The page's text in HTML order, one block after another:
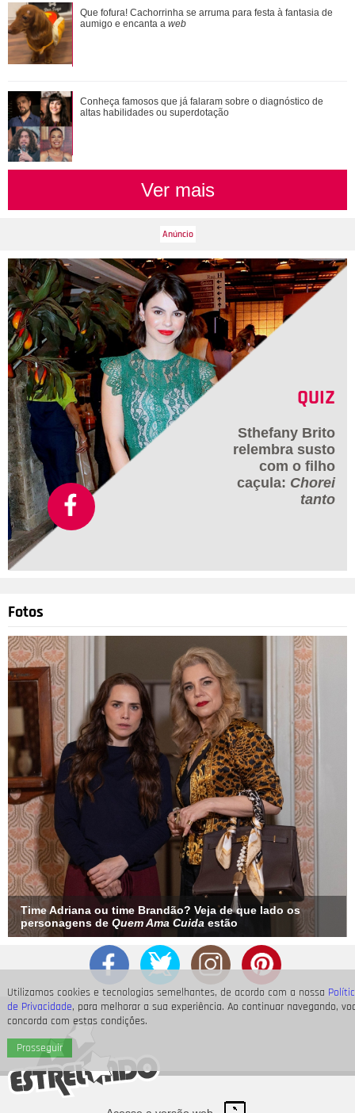
Utilizamos cookies e tecnologias semelhantes, de acordo com a nossa
de Privacidade, para melhorar a sua experiência. Ao continuar navegando,
concorda com estas condições.
Prosseguir
Adriana vê Pedro e Bruna no restaurante. Confira o que vai
rolar nesta sexta-feira em Quem A...
Conheça famosos que já falaram sobre o diagnóstico de
altas habilidades ou superdotação
Que fofura! Cachorrinha se arruma para festa à fantasia de
aumigo e encanta a web
Conheça famosos que já falaram sobre o diagnóstico de
altas habilidades ou superdotação
Ver mais
QUIZ
Sthefany Brito
relembra susto
com o filho
caçula: Chorei
tanto
Fotos
Time Adriana ou time Brandão? Veja de que lado os
personagens de Quem Ama Cuida estão